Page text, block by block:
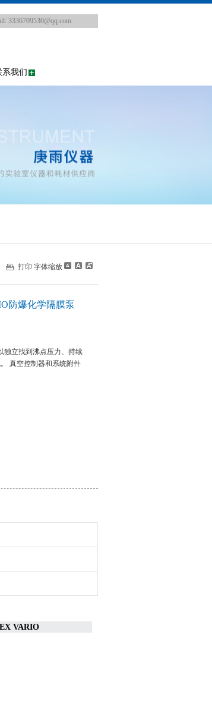
3336709530@qq.com
系我们
打印 字体缩放
防爆化学隔膜泵
独立找到沸点压力、持续
真空控制器和系统附件
VARIO